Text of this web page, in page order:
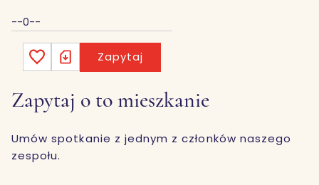
--0--
Zapytaj
Zapytaj o to mieszkanie
Umów spotkanie z jednym z członków naszego
zespołu.